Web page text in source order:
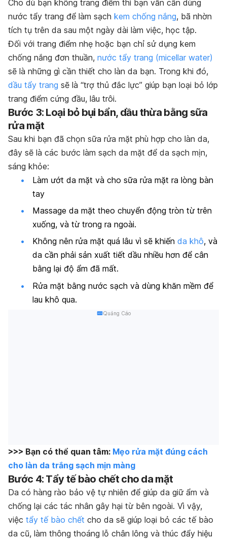
Cho dù bạn không trang điểm thì bạn vẫn cần dùng
nước tẩy trang để làm sạch kem chống nắng, bã nhờn
tích tụ trên da sau một ngày dài làm việc, học tập.
Đối với trang điểm nhẹ hoặc bạn chỉ sử dụng kem
chống nắng đơn thuần, nước tẩy trang (micellar water)
sẽ là những gì cần thiết cho làn da bạn. Trong khi đó,
dầu tẩy trang sẽ là “trợ thủ đắc lực” giúp bạn loại bỏ lớp
trang điểm cứng đầu, lâu trôi.
Bước 3: Loại bỏ bụi bẩn, dầu thừa bằng sữa
rửa mặt
Sau khi bạn đã chọn sữa rửa mặt phù hợp cho làn da,
đây sẽ là các bước làm sạch da mặt để da sạch mịn,
sáng khỏe:
Làm ướt da mặt và cho sữa rửa mặt ra lòng bàn
tay
Massage da mặt theo chuyển động tròn từ trên
xuống, và từ trong ra ngoài.
Không nên rửa mặt quá lâu vì sẽ khiến da khô, và
da cần phải sản xuất tiết dầu nhiều hơn để cân
bằng lại độ ẩm đã mất.
Rửa mặt bằng nước sạch và dùng khăn mềm để
lau khô qua.
Quảng Cáo
>>> Bạn có thể quan tâm: Mẹo rửa mặt đúng cách
cho làn da trắng sạch mịn màng
Bước 4: Tẩy tế bào chết cho da mặt
Da có hàng rào bảo vệ tự nhiên để giúp da giữ ẩm và
chống lại các tác nhân gây hại từ bên ngoài. Vì vậy,
việc tẩy tế bào chết cho da sẽ giúp loại bỏ các tế bào
da cũ, làm thông thoáng lỗ chân lông và thúc đẩy hiệu